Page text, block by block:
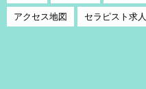
アクセス地図 セラピスト求人